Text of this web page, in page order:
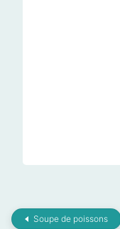
Soupe de poissons